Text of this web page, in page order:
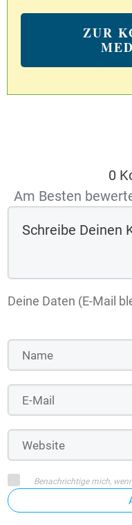
ZUR
0
Am Besten
Deine Daten (E-Mail
Benachrichtige mich,